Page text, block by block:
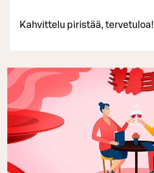
Kahvittelu piristää, tervetuloa!